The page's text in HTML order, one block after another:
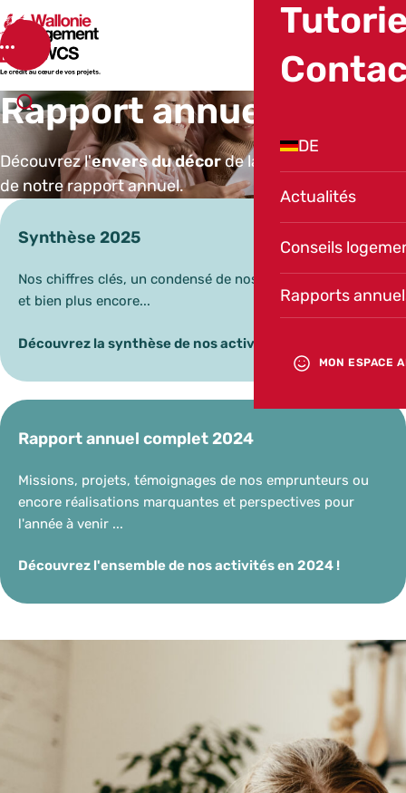
SWCS
Menu
DE
Actualités
Conseils
Rapports
MON ESPACE
Ouvrir la recherche
Rapport annuel
Découvrez l'envers du décorde la SWCS au travers
de notre rapport annuel.
Synthèse 2025
Nos chiffres clés, un condensé de nos réalisations 2025
et bien plus encore...
Découvrez la synthèse de nos activités en 2025 !
Rapport annuel complet 2024
Missions, projets, témoignages de nos emprunteurs ou
encore réalisations marquantes et perspectives pour
l'année à venir ...
Découvrez l'ensemble de nos activités en 2024 !